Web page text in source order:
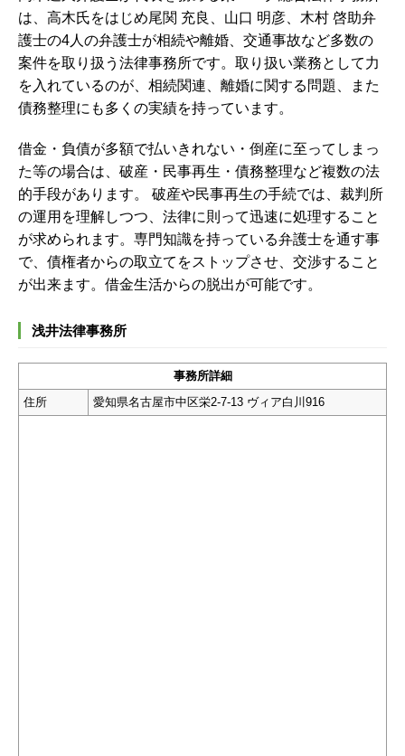
は、高木氏をはじめ尾関 充良、山口 明彦、木村 啓助弁
護士の4人の弁護士が相続や離婚、交通事故など多数の
案件を取り扱う法律事務所です。取り扱い業務として力
を入れているのが、相続関連、離婚に関する問題、また
債務整理にも多くの実績を持っています。
借金・負債が多額で払いきれない・倒産に至ってしまっ
た等の場合は、破産・民事再生・債務整理など複数の法
的手段があります。 破産や民事再生の手続では、裁判所
の運用を理解しつつ、法律に則って迅速に処理すること
が求められます。専門知識を持っている弁護士を通す事
で、債権者からの取立てをストップさせ、交渉すること
が出来ます。借金生活からの脱出が可能です。
浅井法律事務所
事務所詳細
住所
愛知県名古屋市中区栄2-7-13 ヴィア白川916